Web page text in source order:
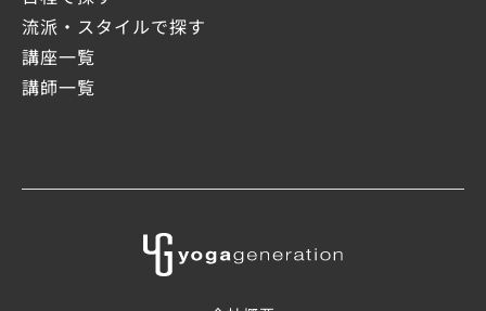
流派・スタイルで探す
講座一覧
講師一覧